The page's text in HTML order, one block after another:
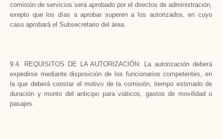
comisión de servicios será aprobado por el directos de administración,
exepto que los días a aprobar superen a los autorizados, en cuyo
caso aprobará el Subsecretario del área.
9.4. REQUISITOS DE LA AUTORIZACIÓN: La autorización deberá
expedirse mediante disposición de los funcionarios competentes, en
la que deberá constar el motivo de la comisión, tiempo estimado de
duración y monto del anticipo para viáticos, gastos de movilidad o
pasajes.